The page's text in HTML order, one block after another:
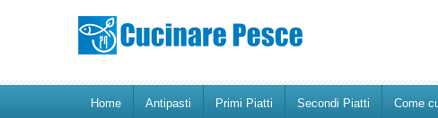
Home Antipasti Primi Piatti Secondi Piatti Come